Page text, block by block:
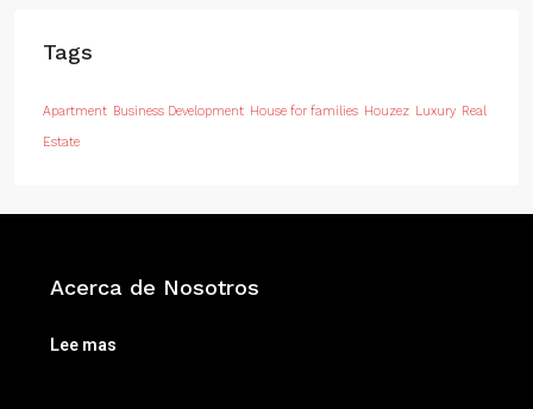
Tags
Apartment Business Development House for families Houzez Luxury Real
Estate
Acerca de Nosotros
Lee mas